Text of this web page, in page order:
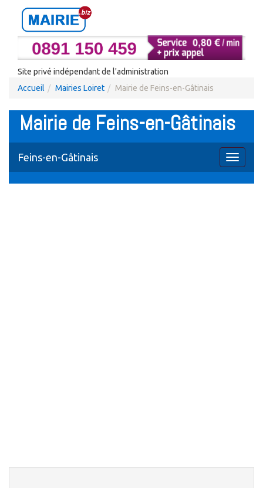
Site privé indépendant de l'administration
Accueil
Mairies Loiret Mairie de Feins-en-Gâtinais
Mairie de Feins-en-Gâtinais
Toggle
Feins-en-Gâtinais